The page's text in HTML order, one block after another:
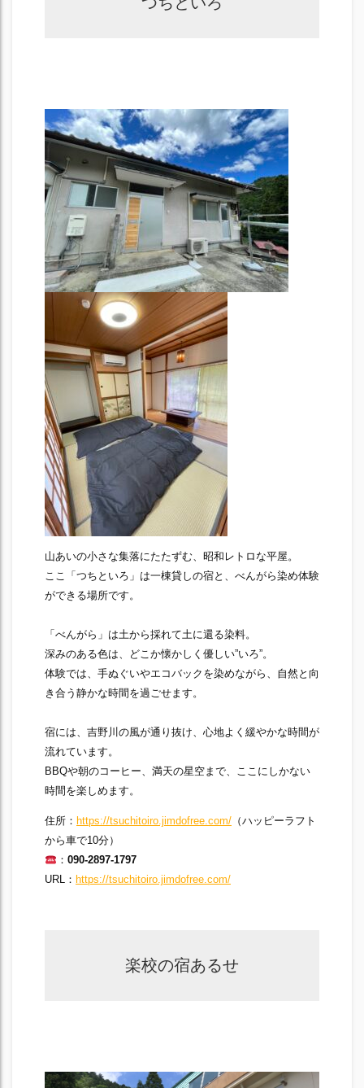
山あいの小さな集落にたたずむ、昭和レトロな平屋。
ここ「つちといろ」は一棟貸しの宿と、べんがら染め体験
ができる場所です。
「べんがら」は土から採れて土に還る染料。
深みのある色は、どこか懐かしく優しい”いろ”。
体験では、手ぬぐいやエコバックを染めながら、自然と向
き合う静かな時間を過ごせます。
宿には、吉野川の風が通り抜け、心地よく緩やかな時間が
流れています。
BBQや朝のコーヒー、満天の星空まで、ここにしかない
時間を楽しめます。
住所： https://tsuchitoiro.jimdofree.com/ （ハッピーラフト
から車で10分）
： 090-2897-1797
URL： https://tsuchitoiro.jimdofree.com/
楽校の宿あるせ